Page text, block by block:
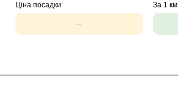
Ціна посадки
--
За 1 км